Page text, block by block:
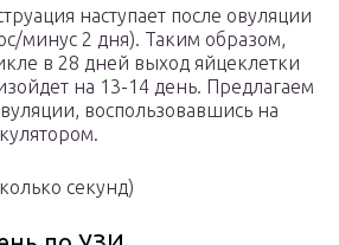
наступает после овуляции
минус 2 дня). Таким образом,
в 28 дней выход яйцеклетки
на 13-14 день. Предлагаем
воспользовавшись на
секунд)